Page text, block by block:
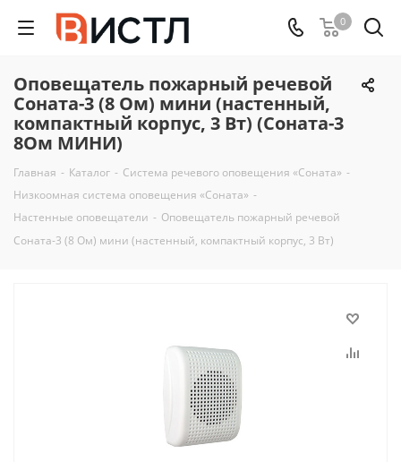
0
Оповещатель пожарный речевой
Соната-3 (8 Ом) мини (настенный,
компактный корпус, 3 Вт) (Соната-3
8Ом МИНИ)
Главная - Каталог - Система речевого оповещения «Соната» -
Низкоомная система оповещения «Соната» -
Настенные оповещатели - Оповещатель пожарный речевой
Соната-3 (8 Ом) мини (настенный, компактный корпус, 3 Вт)